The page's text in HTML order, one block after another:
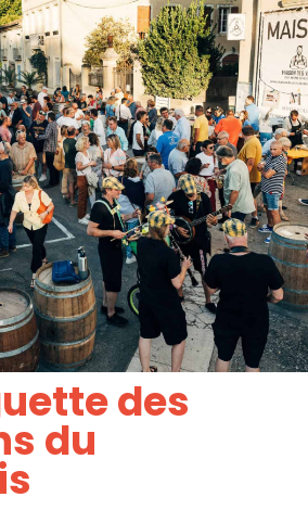
des
du